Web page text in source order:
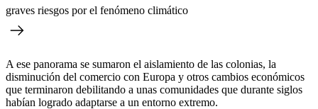
graves riesgos por el fenómeno climático
A ese panorama se sumaron el aislamiento de las colonias, la
disminución del comercio con Europa y otros cambios económicos
que terminaron debilitando a unas comunidades que durante siglos
habían logrado adaptarse a un entorno extremo.